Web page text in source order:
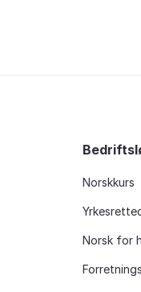
Norskkurs
Norsk for